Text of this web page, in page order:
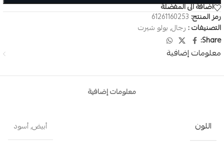
اضافة الى المفضلة
رمز المنتج: 61261160253
التصنيفات : رجال, بولو شيرت
Share:
معلومات إضافية
معلومات إضافية
اللون أبيض,أسود